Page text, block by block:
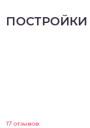
ПОСТРОЙКИ
17 отзывов